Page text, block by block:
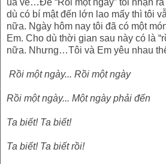
dù có bí mật đến lớn lao mấy thì tôi
nữa. Ngày hôm nay tôi đã có một
Em. Cho dù thời gian sau này có là
nữa. Nhưng…Tôi và Em yêu nhau
Rồi một ngày... Rồi một ngày
Rồi một ngày... Một ngày phải đến
Ta biết! Ta biết!
Ta biết! Ta biết rồi!